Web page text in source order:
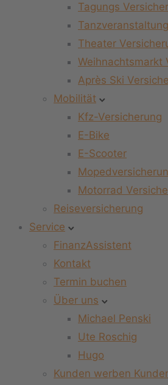
Tagungs
Tanzveranstaltung
Theater
Weihnachtsmarkt
Après Ski
Mobilität
Kfz-Versicherung
E-Bike
E-Scooter
Motorrad
Reiseversicherung
Service
FinanzAssistent
Kontakt
Termin buchen
Über uns
Michael Penski
Ute Roschig
Hugo
Kunden werben